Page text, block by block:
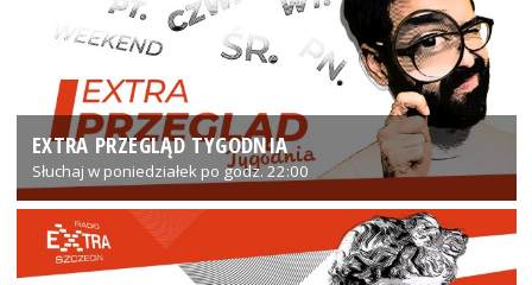
EXTRA PRZEGLĄD TYGODNIA
Słuchaj w poniedziałek po godz. 22:00